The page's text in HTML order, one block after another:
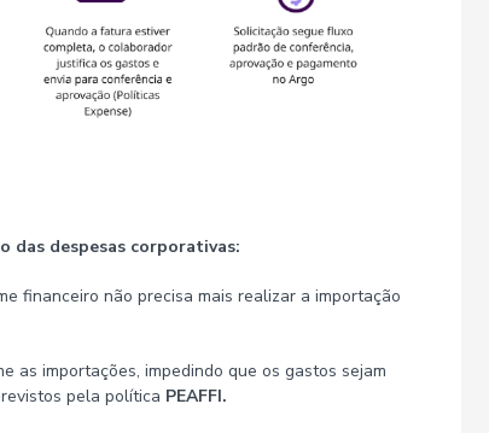
das despesas corporativas:
financeiro não precisa mais realizar a importação
as importações, impedindo que os gastos sejam
pela política PEAFFI.